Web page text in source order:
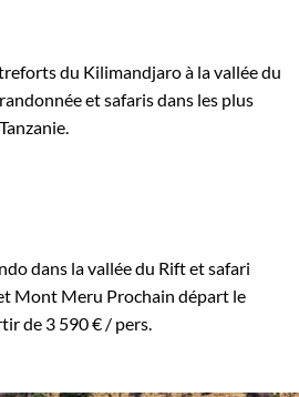
du Kilimandjaro à la vallée du
et safaris dans les plus
dans la vallée du Rift et safari
Mont Meru Prochain départ le
de 3 590 € / pers.